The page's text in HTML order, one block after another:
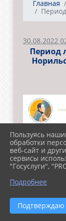
Главная
30.08.2022
Период
Пользуясь
обработки
веб-сайт и
сервисы
"Госуслуги",
Подробнее
Подтверждаю